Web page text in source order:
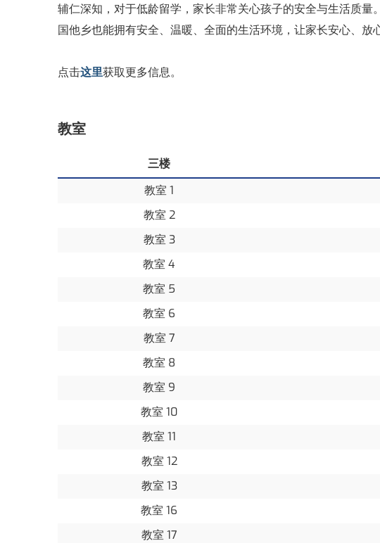
辅仁深知，对于低龄留学，家长非常关心孩子的安全与生活质
国他乡也能拥有安全、温暖、全面的生活环境，让家长安心、放心
点击这里获取更多信息。
教室
三楼
教室 1
教室 2
教室 3
教室 4
教室 5
教室 6
教室 7
教室 8
教室 9
教室 10
教室 11
教室 12
教室 13
教室 16
教室 17